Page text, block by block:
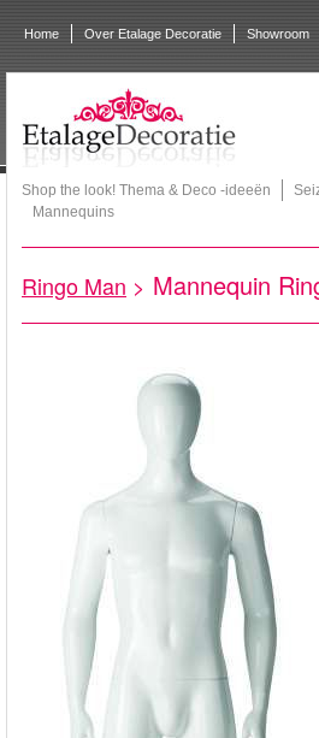
Home Over Etalage Decoratie Showroom
Shop the look! Thema & Deco -ideeën
Mannequins
Ringo Man > Mannequin